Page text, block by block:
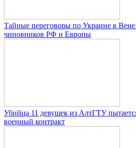
Тайные переговоры по Украине в Вене
чиновников РФ и Европы
Убийца 11 девушек из АлтГТУ
военный контракт